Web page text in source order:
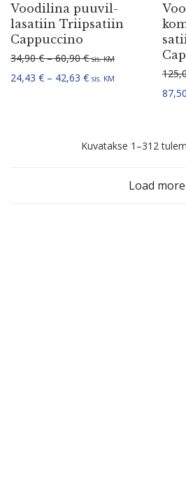
Voodilina puuvil­
la­satiin Triip­satiin
Cappuccino
34,90€ – 60,90€Hinnavahemik: 34,90
sis. KM
24,43 € – 42,63 €Hinnavahemik: 24,43
sis. KM
87,50
Kuvatakse 1–312
Load more